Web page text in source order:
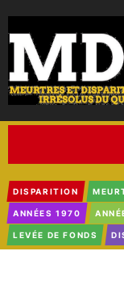
DISPARITION
ANNÉES 1970
LEVÉE DE FONDS